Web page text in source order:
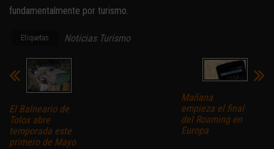
fundamentalmente por turismo.
Etiquetas Noticias Turismo
El Balneario de
Tolox abre
temporada este
primero de Mayo
Mañana
empieza el final
del Roaming en
Europa